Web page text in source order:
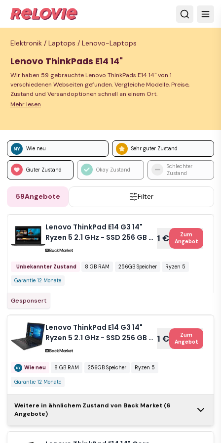
Elektronik / Laptops / Lenovo-Laptops
Lenovo ThinkPads E14 14"
Wir haben 59 gebrauchte Lenovo ThinkPads E14 14" von 1
verschiedenen Webseiten gefunden. Vergleiche Modelle, Preise,
Zustand und Versandoptionen schnell an einem Ort.
Mehr lesen
Wie neu Sehr guter Zustand
Guter Zustand Okay Zustand
Schlechter
Zustand
59Angebote Filter
Lenovo ThinkPad E14 G3 14"
Ryzen 5 2.1 GHz - SSD 256 GB -
8GB QWERTY - Englisch
1 €
Zum
Angebot
Unbekannter Zustand 8 GB RAM 256GB Speicher Ryzen 5
Garantie 12 Monate
Gesponsert
Lenovo ThinkPad E14 G3 14"
Ryzen 5 2.1 GHz - SSD 256 GB -
8GB QWERTY - Italienisch
1 €
Zum
Angebot
Wie neu 8 GB RAM 256GB Speicher Ryzen 5
Garantie 12 Monate
Lenovo
ThinkPad E14
G2 14" Core i5
Weitere in ähnlichem Zustand von Back Market (6
Angebote)